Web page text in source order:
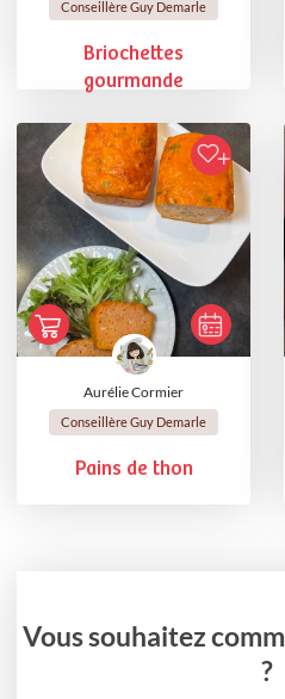
Conseillère Guy Demarle
Briochettes
gourmande
Aurélie Cormier
Conseillère Guy Demarle
Pains de thon
Vous souhaitez
?